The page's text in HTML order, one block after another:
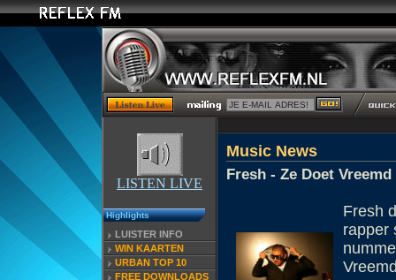
LISTEN LIVE
Highlights
LUISTER INFO
WIN KAARTEN
URBAN TOP 10
FREE DOWNLOADS
Music News
Fresh - Ze Doet
Fresh
rapper